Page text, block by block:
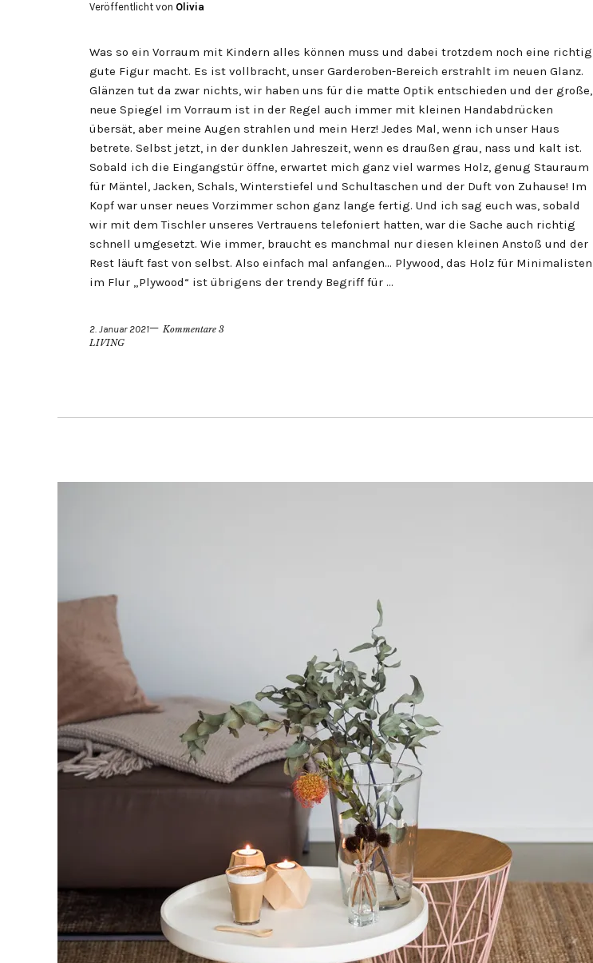
Veröffentlicht von Olivia
Was so ein Vorraum mit Kindern alles können muss und dabei trotzdem noch eine richtig
gute Figur macht. Es ist vollbracht, unser Garderoben-Bereich erstrahlt im neuen Glanz.
Glänzen tut da zwar nichts, wir haben uns für die matte Optik entschieden und der große,
neue Spiegel im Vorraum ist in der Regel auch immer mit kleinen Handabdrücken
übersät, aber meine Augen strahlen und mein Herz! Jedes Mal, wenn ich unser Haus
betrete. Selbst jetzt, in der dunklen Jahreszeit, wenn es draußen grau, nass und kalt ist.
Sobald ich die Eingangstür öffne, erwartet mich ganz viel warmes Holz, genug Stauraum
für Mäntel, Jacken, Schals, Winterstiefel und Schultaschen und der Duft von Zuhause! Im
Kopf war unser neues Vorzimmer schon ganz lange fertig. Und ich sag euch was, sobald
wir mit dem Tischler unseres Vertrauens telefoniert hatten, war die Sache auch richtig
schnell umgesetzt. Wie immer, braucht es manchmal nur diesen kleinen Anstoß und der
Rest läuft fast von selbst. Also einfach mal anfangen… Plywood, das Holz für Minimalisten
im Flur „Plywood“ ist übrigens der trendy Begriff für …
2. Januar 2021
Kommentare 3
LIVING